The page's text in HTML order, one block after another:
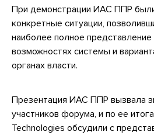
При демонстрации ИАС ППР
конкретные ситуации,
наиболее полное представление
возможностях системы и
органах власти.
Презентация ИАС ППР вызвала
участников форума, и по ее
Technologies обсудили с